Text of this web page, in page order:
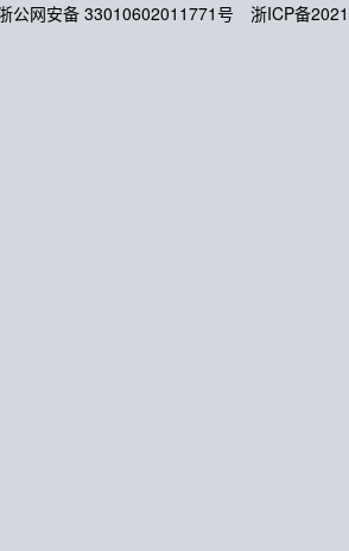
公网安备 33010602011771号
浙ICP备